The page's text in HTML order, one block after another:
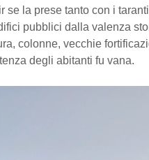
se la prese tanto con i
pubblici dalla valenza
colonne, vecchie
degli abitanti fu vana.